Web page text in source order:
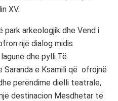
XV.
arkeologjik dhe Vend i
një dialog midis
dhe pylli.Të
Saranda e Ksamili që ofrojnë
perëndime dielli teatrale,
destinacion Mesdhetar të